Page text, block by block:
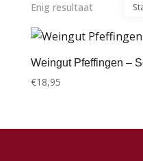
Enig resultaat
Weingut Pfeffingen –
€18,95